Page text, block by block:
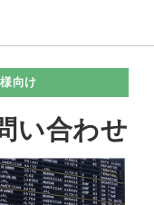
向け
い合わせ